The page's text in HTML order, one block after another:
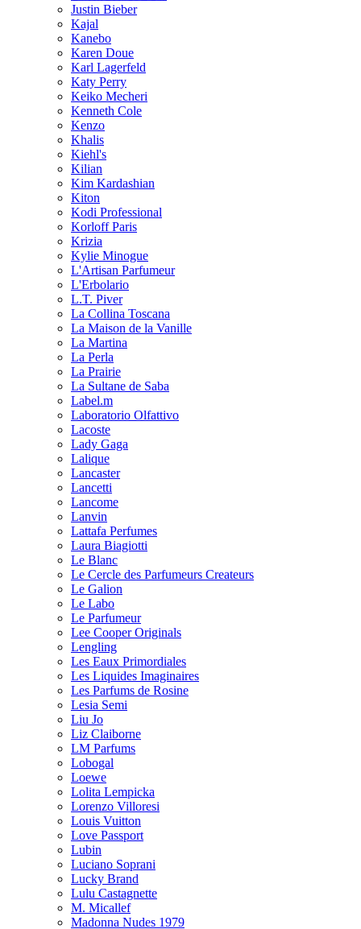
Justin Bieber
Kajal
Kanebo
Karen Doue
Karl Lagerfeld
Katy Perry
Keiko Mecheri
Kenneth Cole
Kenzo
Khalis
Kiehl's
Kilian
Kim Kardashian
Kiton
Kodi Professional
Korloff Paris
Krizia
Kylie Minogue
L'Artisan Parfumeur
L'Erbolario
L.T. Piver
La Collina Toscana
La Maison de la Vanille
La Martina
La Perla
La Prairie
La Sultane de Saba
Label.m
Laboratorio Olfattivo
Lacoste
Lady Gaga
Lalique
Lancaster
Lancetti
Lancome
Lanvin
Lattafa Perfumes
Laura Biagiotti
Le Blanc
Le Cercle des Parfumeurs Createurs
Le Galion
Le Labo
Le Parfumeur
Lee Cooper Originals
Lengling
Les Eaux Primordiales
Les Liquides Imaginaires
Les Parfums de Rosine
Lesia Semi
Liu Jo
Liz Claiborne
LM Parfums
Lobogal
Loewe
Lolita Lempicka
Lorenzo Villoresi
Louis Vuitton
Love Passport
Lubin
Luciano Soprani
Lucky Brand
Lulu Castagnette
M. Micallef
Madonna Nudes 1979